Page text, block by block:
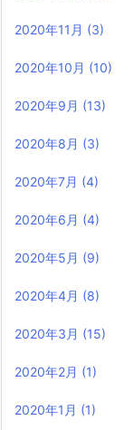
2020年11月 (3)
2020年10月 (10)
2020年9月 (13)
2020年8月 (3)
2020年7月 (4)
2020年6月 (4)
2020年5月 (9)
2020年4月 (8)
2020年3月 (15)
2020年2月 (1)
2020年1月 (1)